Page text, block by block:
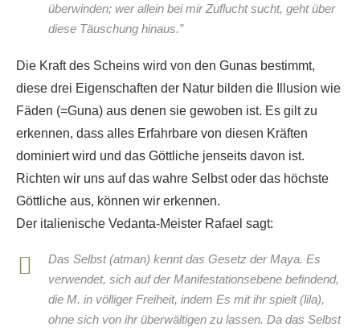
überwinden; wer allein bei mir Zuflucht sucht, geht über
diese Täuschung hinaus.”
Die Kraft des Scheins wird von den Gunas bestimmt,
diese drei Eigenschaften der Natur bilden die Illusion wie
Fäden (=Guna) aus denen sie gewoben ist. Es gilt zu
erkennen, dass alles Erfahrbare von diesen Kräften
dominiert wird und das Göttliche jenseits davon ist.
Richten wir uns auf das wahre Selbst oder das höchste
Göttliche aus, können wir erkennen.
Der italienische Vedanta-Meister Rafael sagt:
Das Selbst (atman) kennt das Gesetz der Maya. Es
verwendet, sich auf der Manifestationsebene befindend,
die M. in völliger Freiheit, indem Es mit ihr spielt (lila),
ohne sich von ihr überwältigen zu lassen. Da das Selbst